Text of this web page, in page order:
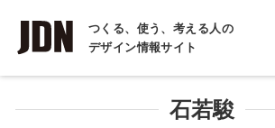
つくる、使う、考える人の
デザイン情報サイト
INTERVIEW
インタビュー
石若駿